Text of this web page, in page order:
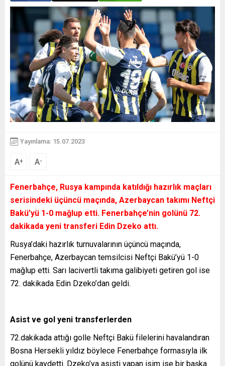
Yayınlama: 15.07.2023
A+ A-
Fenerbahçe, Rusya kampında katıldığı hazırlık maçları
serisindeki üçüncü maçında, Azerbaycan takımı Neftçi
Bakü’yü 1-0 mağlup etti. Fenerbahçe’nin golünü 72.
dakikada yeni transferi Edin Dzeko attı.
Rusya’daki hazırlık turnuvalarının üçüncü maçında,
Fenerbahçe, Azerbaycan temsilcisi Neftçi Bakü’yü 1-0
mağlup etti. Sarı lacivertli takıma galibiyeti getiren gol ise
72. dakikada Edin Dzeko’dan geldi.
Asist ve gol yeni transferlerden
72.dakikada attığı golle Neftçi Bakü filelerini havalandıran
Bosna Hersekli yıldız böylece Fenerbahçe formasıyla ilk
golünü kaydetti. Dzeko’ya asisti yapan isim ise bir başka